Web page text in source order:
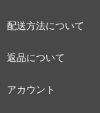
配送方法について
返品について
アカウント